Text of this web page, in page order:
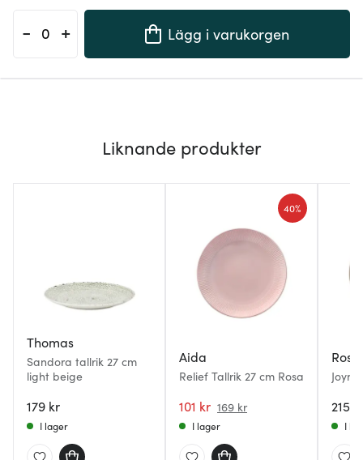
- + Lägg i varukorgen
Liknande produkter
Thomas
Sandora tallrik 27 cm
light beige
179 kr
I lager
Aida
Relief Tallrik 27 cm Rosa
101 kr 169 kr
40%
I lager
Joyn
215
I